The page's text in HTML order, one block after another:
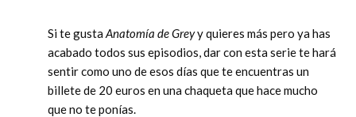
Si te gusta Anatomía de Greyy quieres más pero ya has
acabado todos sus episodios, dar con esta serie te hará
sentir como uno de esos días que te encuentras un
billete de 20 euros en una chaqueta que hace mucho
que no te ponías.